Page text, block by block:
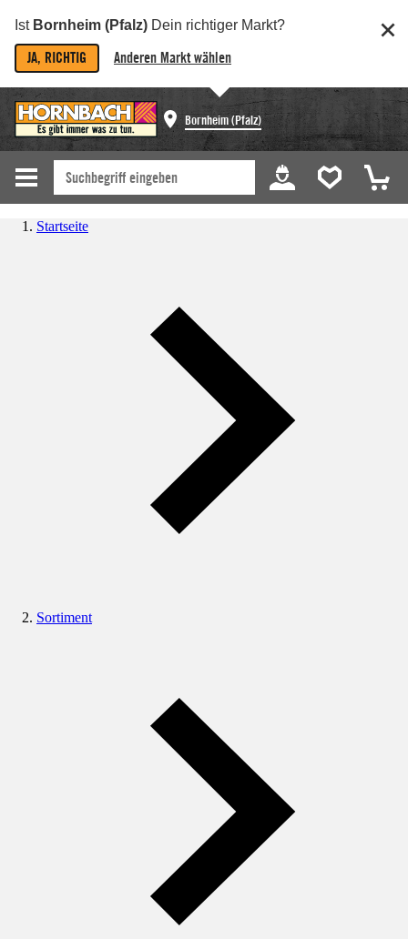
Ist Bornheim (Pfalz) Dein richtiger Markt?
JA, RICHTIG Anderen Markt wählen
Bornheim (Pfalz)
Startseite
Sortiment